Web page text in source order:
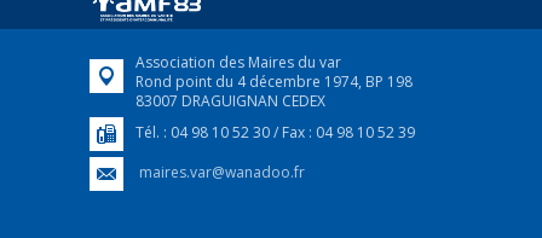
FEUILLETER
Association des Maires du var
Rond point du 4 décembre 1974, BP 198
83007 DRAGUIGNAN CEDEX
Tél. : 04 98 10 52 30 / Fax : 04 98 10 52 39
maires.var@wanadoo.fr